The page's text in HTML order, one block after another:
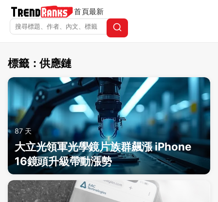
首頁最新
TrendRanks - 標籤 供應鏈
標籤：供應鏈
87 天
大立光領軍光學鏡片族群飆漲 iPhone
16鏡頭升級帶動漲勢